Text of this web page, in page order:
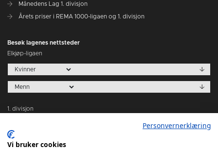
Månedens Lag 1. divisjon
Årets priser i REMA 1000-ligaen og 1. divisjon
Besøk lagenes nettsteder
Elkjøp-ligaen
1. divisjon
Personvernerklæring
Vi bruker cookies